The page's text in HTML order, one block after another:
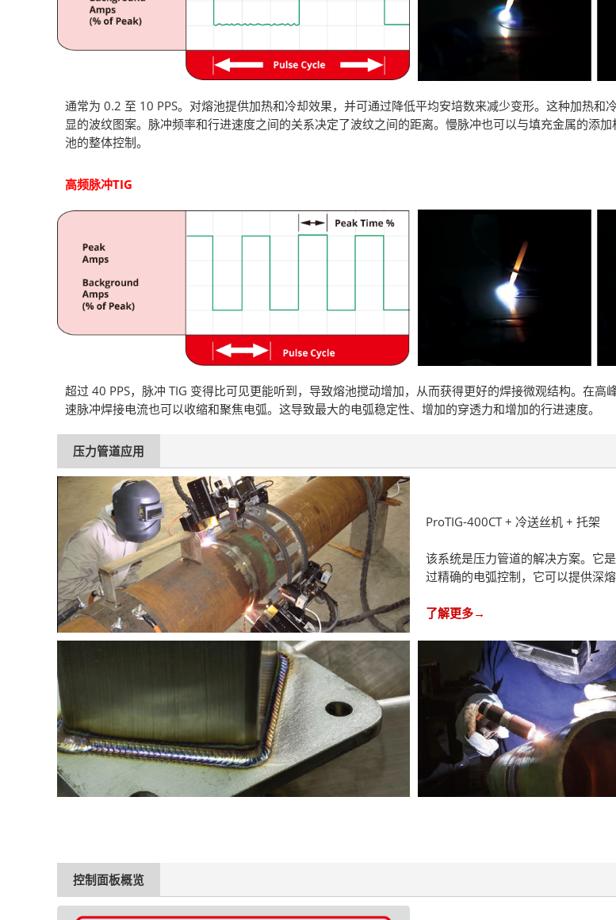
通常为 0.2 至 10 PPS。对熔池提供加热和冷却效果，并可通过降低平均安培数来减少变形。这种加热和
显的波纹图案。脉冲频率和行进速度之间的关系决定了波纹之间的距离。慢脉冲也可以与填充金属的添
池的整体控制。
高频脉冲TIG
超过 40 PPS，脉冲 TIG 变得比可见更能听到，导致熔池搅动增加，从而获得更好的焊接微观结构。在高
速脉冲焊接电流也可以收缩和聚焦电弧。这导致最大的电弧稳定性、增加的穿透力和增加的行进速度。
压力管道应用
ProTIG-400CT + 冷送丝机 + 托架
该系统是压力管道的解决方案。它
过精确的电弧控制，它可以提供深熔
了解更多→
控制面板概览